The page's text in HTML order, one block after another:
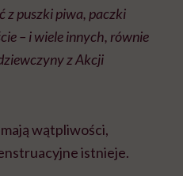
z puszki piwa, paczki
– i wiele innych, równie
z Akcji
wątpliwości,
istnieje.